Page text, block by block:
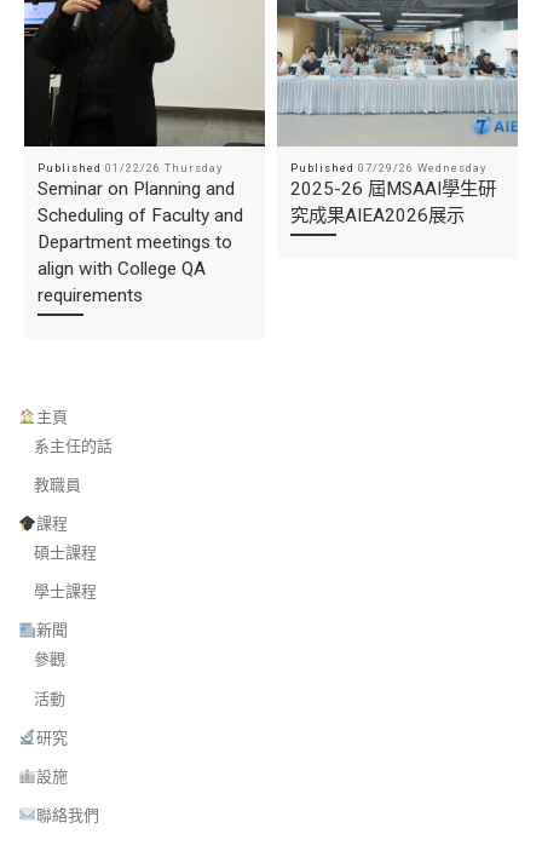
Published 01/22/26 Thursday
Seminar on Planning and
Scheduling of Faculty and
Department meetings to
align with College QA
requirements
Published 07/29/26 Wednesday
2025-26 屆MSAAI學生研
究成果AIEA2026展示
主頁
系主任的話
教職員
課程
碩士課程
學士課程
新聞
參觀
活動
研究
設施
聯絡我們